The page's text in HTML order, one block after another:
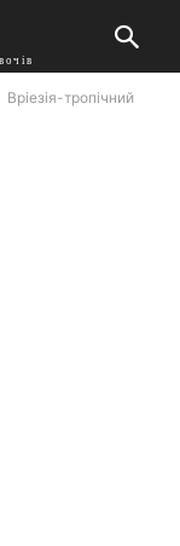
Вріезія-тропічний